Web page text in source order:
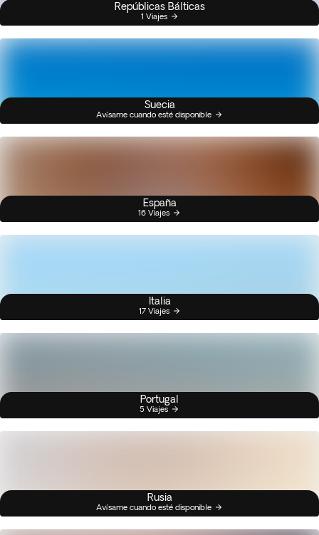
Repúblicas Bálticas
1 Viajes
Suecia
Avísame cuando esté disponible
España
16 Viajes
Italia
17 Viajes
Portugal
5 Viajes
Rusia
Avísame cuando esté disponible